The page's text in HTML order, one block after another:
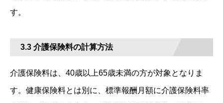
す。
3.3 介護保険料の計算方法
介護保険料は、40歳以上65歳未満の方が対象となりま
す。健康保険料とは別に、標準報酬月額に介護保険料率